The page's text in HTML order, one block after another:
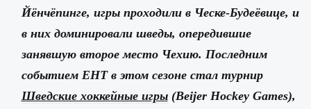
Йёнчёпинге, игры проходили в Ческе-Будеёвице, и
в них доминировали шведы, опередившие
занявшую второе место Чехию. Последним
событием EHT в этом сезоне стал турнир
Шведские хоккейные игры(Beijer Hockey Games),